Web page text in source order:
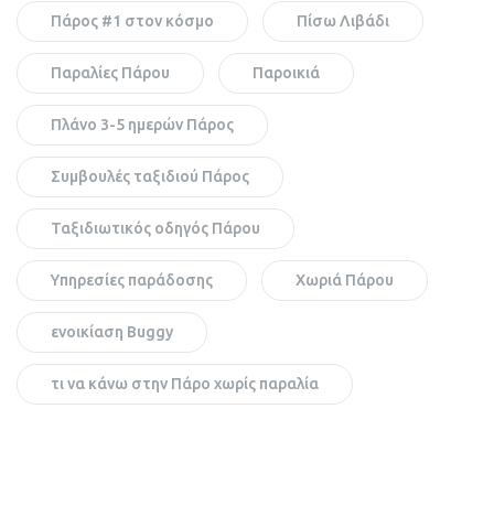
Πάρος #1 στον κόσμο Πίσω Λιβάδι
Παραλίες Πάρου Παροικιά
Πλάνο 3-5 ημερών Πάρος
Συμβουλές ταξιδιού Πάρος
Ταξιδιωτικός οδηγός Πάρου
Υπηρεσίες παράδοσης Χωριά Πάρου
ενοικίαση Buggy
τι να κάνω στην Πάρο χωρίς παραλία